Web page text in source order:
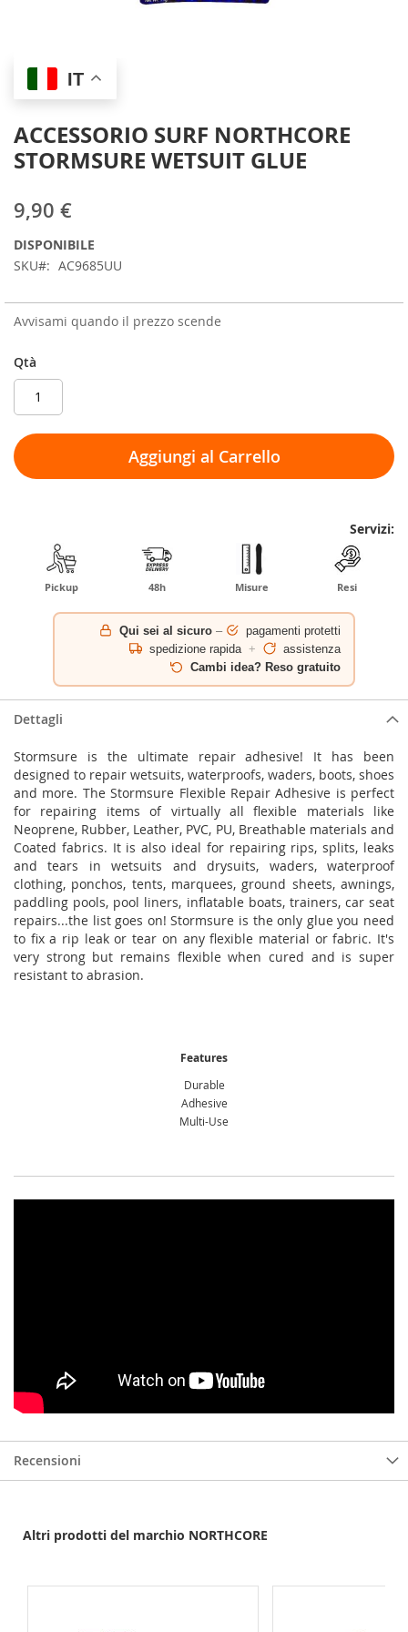
IT
ACCESSORIO SURF NORTHCORE
STORMSURE WETSUIT GLUE
9,90 €
DISPONIBILE
SKU
AC9685UU
Avvisami quando il prezzo scende
Qtà
Aggiungi al Carrello
Servizi:
Pickup 48h Misure Resi
Qui sei al sicuro –
pagamenti protetti
spedizione rapida +
assistenza
Cambi idea? Reso gratuito
Skip
the
of
the
Dettagli
Stormsure is the ultimate repair adhesive! It has been
designed to repair wetsuits, waterproofs, waders, boots, shoes
and more. The Stormsure Flexible Repair Adhesive is perfect
for repairing items of virtually all flexible materials like
Neoprene, Rubber, Leather, PVC, PU, Breathable materials and
Coated fabrics. It is also ideal for repairing rips, splits, leaks
and tears in wetsuits and drysuits, waders, waterproof
clothing, ponchos, tents, marquees, ground sheets, awnings,
paddling pools, pool liners, inflatable boats, trainers, car seat
repairs...the list goes on! Stormsure is the only glue you need
to fix a rip leak or tear on any flexible material or fabric. It's
very strong but remains flexible when cured and is super
resistant to abrasion.
Features
Durable
Adhesive
Multi-Use
Recensioni
Altri prodotti del marchio NORTHCORE